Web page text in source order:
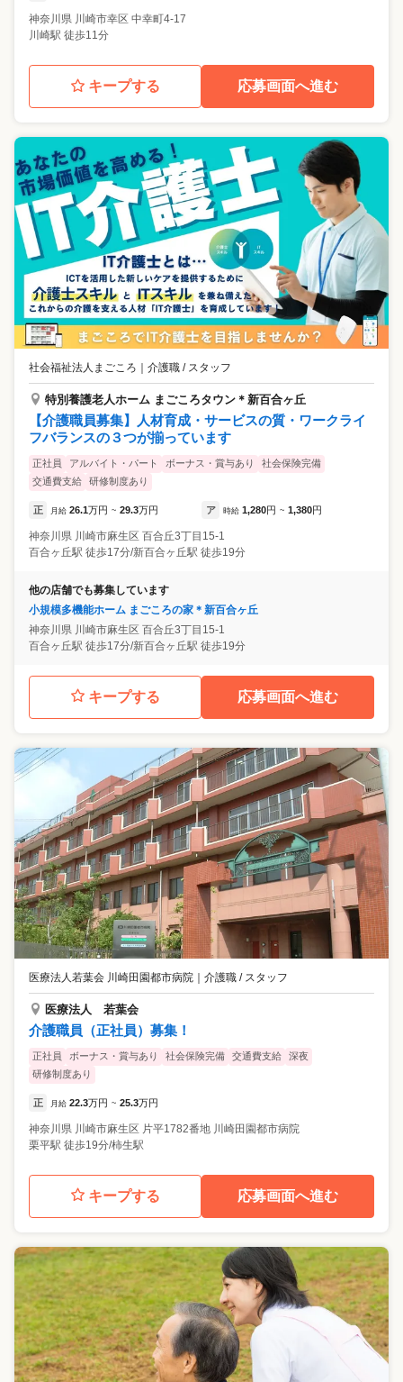
神奈川県 川崎市幸区 中幸町4-17
川崎駅 徒歩11分
キープする 応募画面へ進む
社会福祉法人まごころ ｜ 介護職 / スタッフ
特別養護老人ホーム まごころタウン＊新百合ヶ丘
【介護職員募集】人材育成・サービスの質・ワークライ
フバランスの３つが揃っています
正社員 アルバイト・パート ボーナス・賞与あり
社会保険完備
交通費支給
研修制度あり
正 月給 26.1万円 ~ 29.3万円 ア 時給 1,280円 ~ 1,380円
神奈川県 川崎市麻生区 百合丘3丁目15-1
百合ヶ丘駅 徒歩17分/新百合ヶ丘駅 徒歩19分
他の店舗でも募集しています
小規模多機能ホーム まごころの家＊新百合ヶ丘
神奈川県 川崎市麻生区 百合丘3丁目15-1
百合ヶ丘駅 徒歩17分/新百合ヶ丘駅 徒歩19分
キープする 応募画面へ進む
医療法人若葉会 川崎田園都市病院 介護職 / スタッフ
医療法人 若葉会
介護職員（正社員）募集！
正社員 ボーナス・賞与あり 社会保険完備 交通費支給
深夜
研修制度あり
正 月給 22.3万円 ~ 25.3万円
神奈川県 川崎市麻生区 片平1782番地 川崎田園都市病院
栗平駅 徒歩19分/柿生駅
キープする 応募画面へ進む